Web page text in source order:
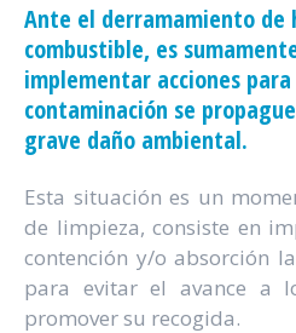
Ante el derramamiento de
combustible, es
implementar acciones
contaminación se
grave daño ambiental.
Esta situación es un
de limpieza, consiste en
contención y/o absorción
para evitar el avance a
promover su recogida.